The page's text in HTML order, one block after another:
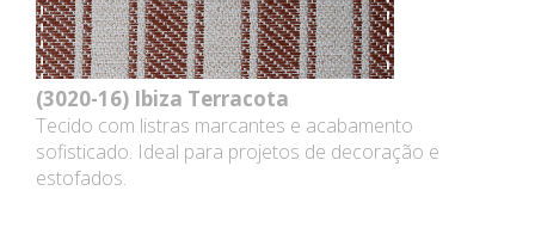
(3020-16) Ibiza Terracota
Tecido com listras marcantes e acabamento
sofisticado. Ideal para projetos de decoração e
estofados.